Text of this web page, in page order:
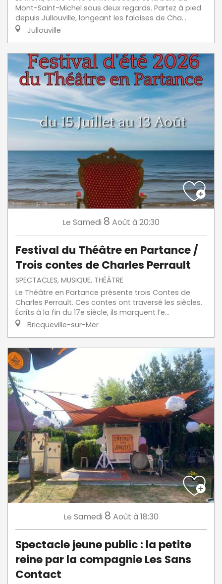
Mont-Saint-Michel sous deux regards. Partez à pied
depuis Jullouville, longeant les falaises de Cha...
Jullouville
Le Samedi 8 Août à 20:30
Festival du Théâtre en Partance /
Trois contes de Charles Perrault
SPECTACLES, MUSIQUE, THÉÂTRE
Le Théâtre en Partance présente trois Contes de
Charles Perrault. Ces contes ont traversé les siècles.
Écrits à la fin du 17e siècle, ils marquent l’e...
Bricqueville-sur-Mer
Le Samedi 8 Août à 18:30
Spectacle jeune public : la petite
reine par la compagnie Les Sans
Contact